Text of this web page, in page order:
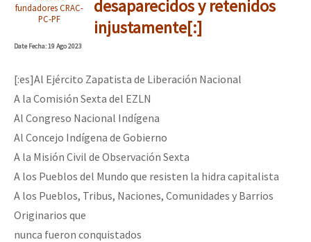
fundadores CRAC-
PC-PF
desaparecidos y retenidos
injustamente[:]
DateFecha: 19 Ago 2023
[:es]Al Ejército Zapatista de Liberación Nacional
A la Comisión Sexta del EZLN
Al Congreso Nacional Indígena
Al Concejo Indígena de Gobierno
A la Misión Civil de Observación Sexta
A los Pueblos del Mundo que resisten la hidra capitalista
A los Pueblos, Tribus, Naciones, Comunidades y Barrios
Originarios que
nunca fueron conquistados